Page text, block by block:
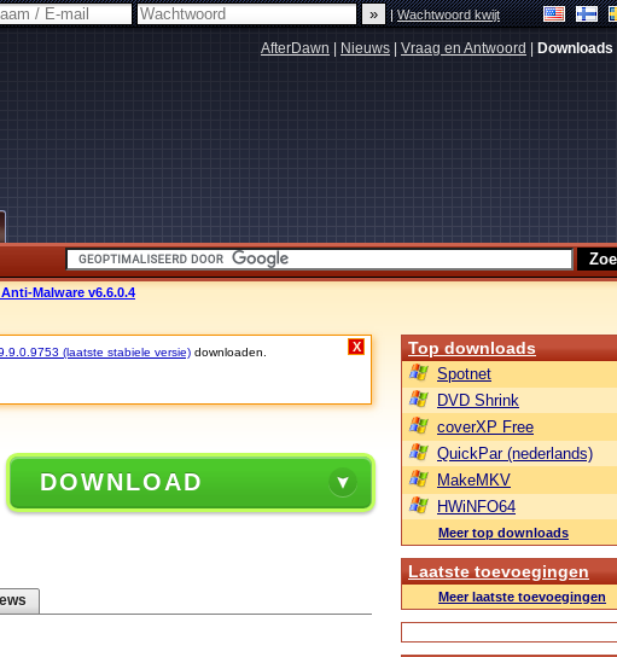
|Wachtwoord kwijt
AfterDawn Nieuws Vraag en Antwoord Downloads
Malware v6.6.0.4
(laatste stabiele versie) downloaden.
X
DOWNLOAD
Top downloads
Spotnet
DVD Shrink
coverXP Free
QuickPar (nederlands)
MakeMKV
HWiNFO64
Meer top downloads
Laatste toevoegingen
Meer laatste toevoegingen